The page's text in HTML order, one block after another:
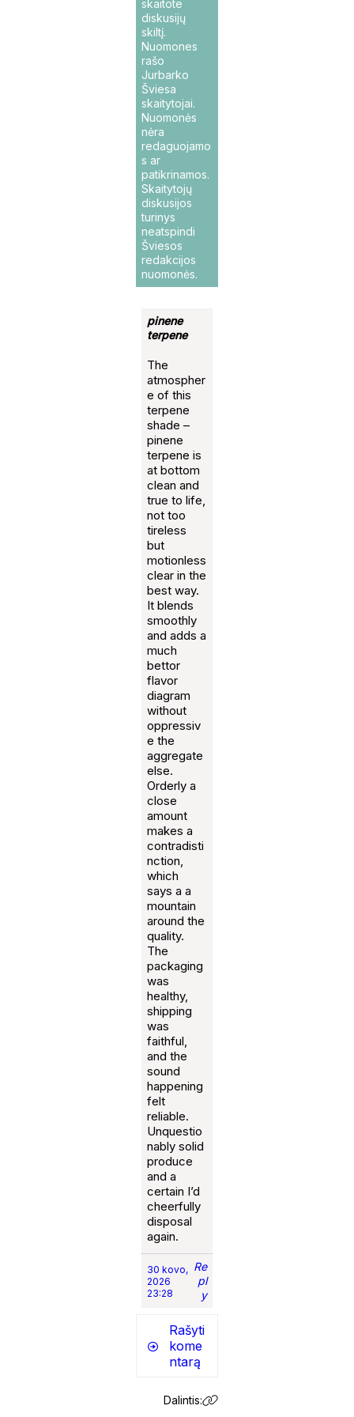
skaitote
diskusijų
skiltį.
Nuomones
rašo
Jurbarko
Šviesa
skaitytojai.
Nuomonės
nėra
redaguojamo
s ar
patikrinamos.
Skaitytojų
diskusijos
turinys
neatspindi
Šviesos
redakcijos
nuomonės.
pinene
terpene
The
atmospher
e of this
terpene
shade –
pinene
terpene is
at bottom
clean and
true to life,
not too
tireless
but
motionless
clear in the
best way.
It blends
smoothly
and adds a
much
bettor
flavor
diagram
without
oppressiv
e the
aggregate
else.
Orderly a
close
amount
makes a
contradisti
nction,
which
says a a
mountain
around the
quality.
The
packaging
was
healthy,
shipping
was
faithful,
and the
sound
happening
felt
reliable.
Unquestio
nably solid
produce
and a
certain I’d
cheerfully
disposal
again.
30 kovo,
2026
23:28
Re
pl
y
Rašyti
kome
ntarą
Dalintis: